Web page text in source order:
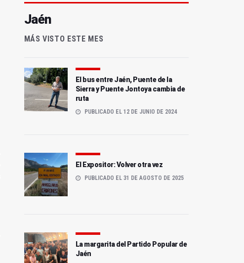
Jaén
MÁS VISTO ESTE MES
El bus entre Jaén, Puente de la
Sierra y Puente Jontoya cambia de
ruta
PUBLICADO EL 12 DE JUNIO DE 2024
El Expositor: Volver otra vez
PUBLICADO EL 31 DE AGOSTO DE 2025
La margarita del Partido Popular de
Jaén